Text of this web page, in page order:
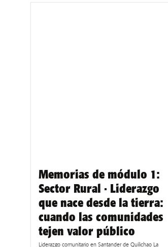
Memorias de módulo 1:
Sector Rural · Liderazgo
que nace desde la tierra:
cuando las comunidades
tejen valor público
Liderazgo comunitario en Santander de Quilichao La